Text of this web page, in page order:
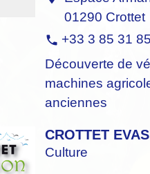
01290 Crottet
phone +33 3 85 31
Découverte de
machines
anciennes
CROTTET
Culture